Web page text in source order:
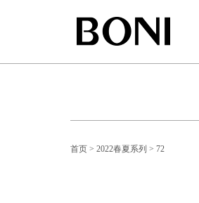
首页 > 2022春夏系列 > 72